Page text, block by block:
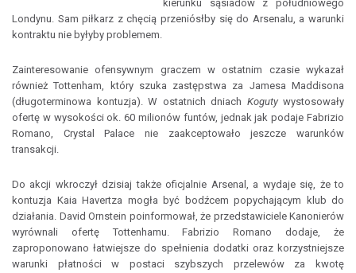
kierunku sąsiadów z południowego
Londynu. Sam piłkarz z chęcią przeniósłby się do Arsenalu, a warunki
kontraktu nie byłyby problemem.
Zainteresowanie ofensywnym graczem w ostatnim czasie wykazał
również Tottenham, który szuka zastępstwa za Jamesa Maddisona
(długoterminowa kontuzja). W ostatnich dniach Kogutywystosowały
ofertę w wysokości ok. 60 milionów funtów, jednak jak podaje Fabrizio
Romano, Crystal Palace nie zaakceptowało jeszcze warunków
transakcji.
Do akcji wkroczył dzisiaj także oficjalnie Arsenal, a wydaje się, że to
kontuzja Kaia Havertza mogła być bodźcem popychającym klub do
działania. David Ornstein poinformował, że przedstawiciele Kanonierów
wyrównali ofertę Tottenhamu. Fabrizio Romano dodaje, że
zaproponowano łatwiejsze do spełnienia dodatki oraz korzystniejsze
warunki płatności w postaci szybszych przelewów za kwotę